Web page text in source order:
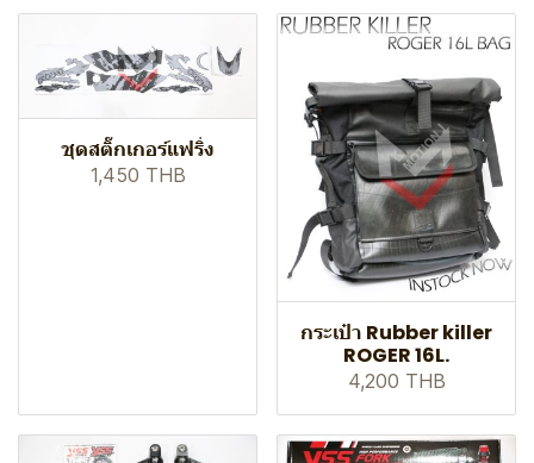
ชุดสติ๊กเกอร์แฟริ่ง
1,450 THB
กระเป๋า Rubber killer
ROGER 16L.
4,200 THB